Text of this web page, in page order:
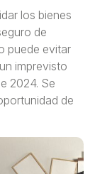
los bienes
de
puede evitar
imprevisto
2024. Se
de